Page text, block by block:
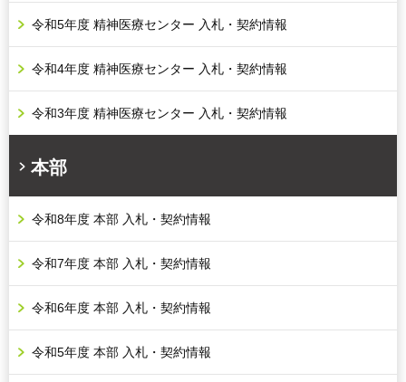
令和5年度 精神医療センター 入札・契約情報
令和4年度 精神医療センター 入札・契約情報
令和3年度 精神医療センター 入札・契約情報
本部
令和8年度 本部 入札・契約情報
令和7年度 本部 入札・契約情報
令和6年度 本部 入札・契約情報
令和5年度 本部 入札・契約情報